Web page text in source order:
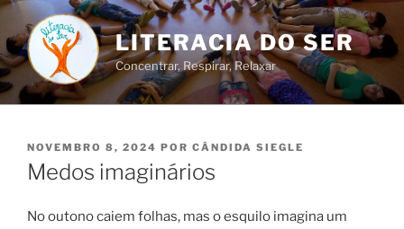
Saltar
para
o
conteúdo
LITERACIA DO SER
Concentrar, Respirar, Relaxar
PUBLICADO
EM
NOVEMBRO 8, 2024 POR CÂNDIDA SIEGLE
Medos imaginários
No outono caiem folhas, mas o esquilo imagina um